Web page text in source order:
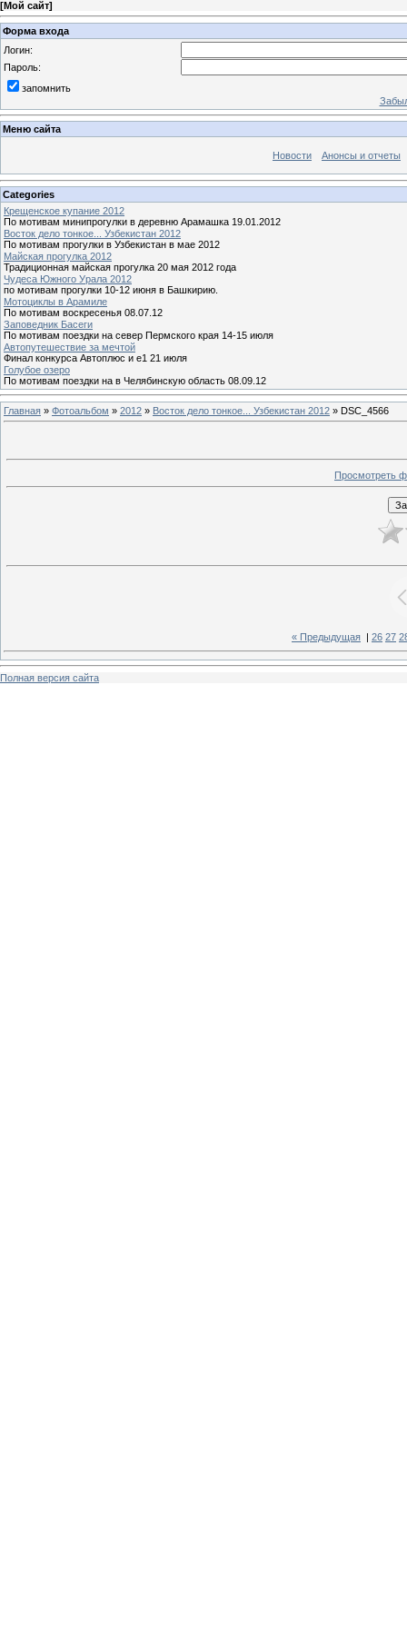
[Мой сайт]
Форма входа
Логин:
Пароль:
запомнить
Меню сайта
Новости Анонсы и отчеты
Categories
Крещенское купание 2012
По мотивам минипрогулки в деревню Арамашка 19.01.2012
Восток дело тонкое... Узбекистан 2012
По мотивам прогулки в Узбекистан в мае 2012
Майская прогулка 2012
Традиционная майская прогулка 20 мая 2012 года
Чудеса Южного Урала 2012
по мотивам прогулки 10-12 июня в Башкирию.
Мотоциклы в Арамиле
По мотивам воскресенья 08.07.12
Заповедник Басеги
По мотивам поездки на север Пермского края 14-15 июля
Автопутешествие за мечтой
Финал конкурса Автоплюс и е1 21 июля
Голубое озеро
По мотивам поездки на в Челябинскую область 08.09.12
Главная » Фотоальбом » 2012 » Восток дело тонкое... Узбекистан 2012 » DSC_4566
Просмотреть
« Предыдущая 26 27
Полная версия сайта